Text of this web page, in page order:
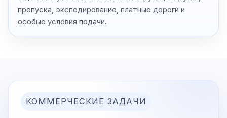
пропуска, экспедирование, платные дороги и
особые условия подачи.
КОММЕРЧЕСКИЕ ЗАДАЧИ